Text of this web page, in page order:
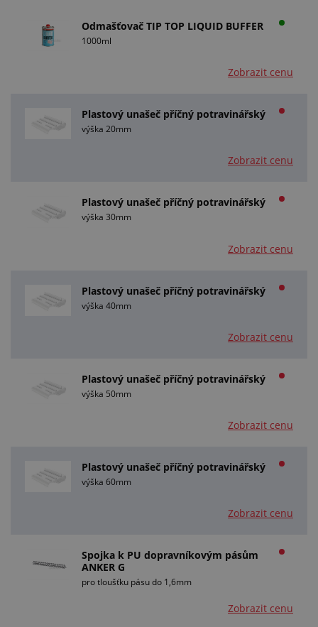
Odmašťovač TIP TOP LIQUID BUFFER
1000ml
Zobrazit cenu
Plastový unašeč příčný potravinářský
výška 20mm
Zobrazit cenu
Plastový unašeč příčný potravinářský
výška 30mm
Zobrazit cenu
Plastový unašeč příčný potravinářský
výška 40mm
Zobrazit cenu
Plastový unašeč příčný potravinářský
výška 50mm
Zobrazit cenu
Plastový unašeč příčný potravinářský
výška 60mm
Zobrazit cenu
Spojka k PU dopravníkovým pásům
ANKER G
pro tloušťku pásu do 1,6mm
Zobrazit cenu